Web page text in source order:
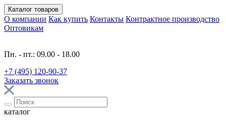
Каталог товаров
О компании Как купить Контакты Контрактное производство
Оптовикам
Пн. - пт.: 09.00 - 18.00
+7 (495) 120-90-37
Заказать звонок
каталог